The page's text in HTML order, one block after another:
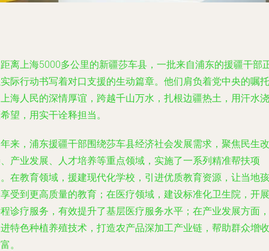
离上海5000多公里的新疆莎车县，一批来自浦东的援疆干部
际行动书写着对口支援的生动篇章。他们肩负着党中央的嘱托
海人民的深情厚谊，跨越千山万水，扎根边疆热土，用汗水浇
望，用实干诠释担当。
来，浦东援疆干部围绕莎车县经济社会发展需求，聚焦民生改
产业发展、人才培养等重点领域，实施了一系列精准帮扶项
在教育领域，援建现代化学校，引进优质教育资源，让当地孩
受到更高质量的教育；在医疗领域，建设标准化卫生院，开展
诊疗服务，有效提升了基层医疗服务水平；在产业发展方面，
特色种植养殖技术，打造农产品深加工产业链，帮助群众增收
。